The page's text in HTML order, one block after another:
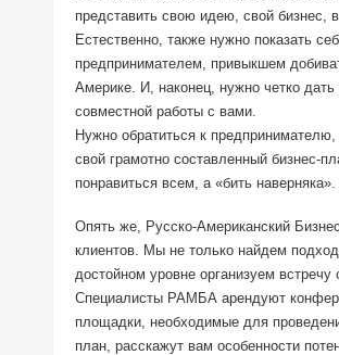
представить свою идею, свой бизнес,
Естественно, также нужно показать
предпринимателем, привыкшем
Америке. И, наконец, нужно четко
совместной работы с вами.
Нужно обратиться к
свой грамотно составленный бизнес-
понравиться всем, а «бить наверняка».
Опять же, Русско-Американский
клиентов. Мы не только найдем
достойном уровне организуем
Специалисты РАМБА арендуют
площадки, необходимые для
план, расскажут вам особенности